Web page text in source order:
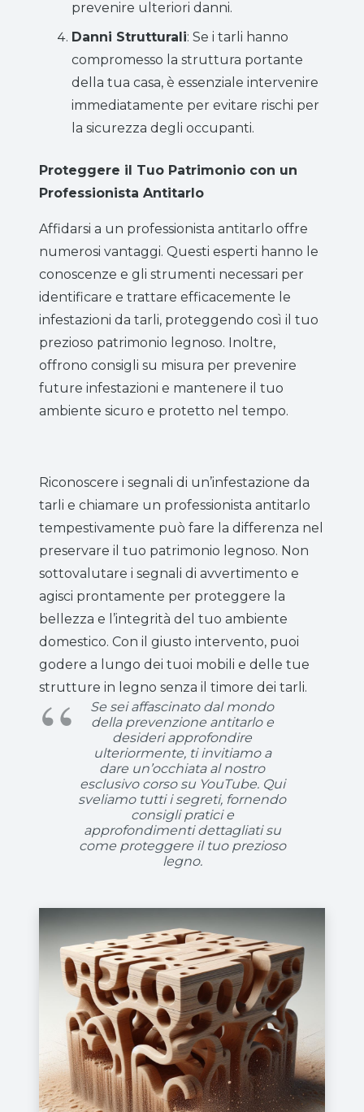
prevenire ulteriori danni.
Danni Strutturali: Se i tarli hanno
compromesso la struttura portante
della tua casa, è essenziale intervenire
immediatamente per evitare rischi per
la sicurezza degli occupanti.
Proteggere il Tuo Patrimonio con un
Professionista Antitarlo
Affidarsi a un professionista antitarlo offre
numerosi vantaggi. Questi esperti hanno le
conoscenze e gli strumenti necessari per
identificare e trattare efficacemente le
infestazioni da tarli, proteggendo così il tuo
prezioso patrimonio legnoso. Inoltre,
offrono consigli su misura per prevenire
future infestazioni e mantenere il tuo
ambiente sicuro e protetto nel tempo.
Riconoscere i segnali di un’infestazione da
tarli e chiamare un professionista antitarlo
tempestivamente può fare la differenza nel
preservare il tuo patrimonio legnoso. Non
sottovalutare i segnali di avvertimento e
agisci prontamente per proteggere la
bellezza e l’integrità del tuo ambiente
domestico. Con il giusto intervento, puoi
godere a lungo dei tuoi mobili e delle tue
strutture in legno senza il timore dei tarli.
Se sei affascinato dal mondo
della prevenzione antitarlo e
desideri approfondire
ulteriormente, ti invitiamo a
dare un’occhiata al nostro
esclusivo corso su YouTube. Qui
sveliamo tutti i segreti, fornendo
consigli pratici e
approfondimenti dettagliati su
come proteggere il tuo prezioso
legno.